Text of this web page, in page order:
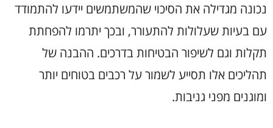
נכונה מגדילה את הסיכוי שהמשתמשים יידעו להתמודד
עם בעיות שעלולות להתעורר, ובכך יתרמו להפחתת
תקלות וגם לשיפור הבטיחות בדרכים. ההבנה של
תהליכים אלו תסייע לשמור על רכבים בטוחים יותר
ומוגנים מפני גניבות.